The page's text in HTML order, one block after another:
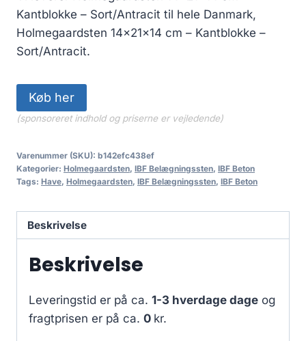
Kantblokke – Sort/Antracit til hele Danmark,
Holmegaardsten 14x21x14 cm – Kantblokke –
Sort/Antracit.
Køb her
(sponsoreret indhold og priserne er vejledende)
Varenummer (SKU): b142efc438ef
Kategorier: Holmegaardsten, IBF Belægningssten, IBF Beton
Tags: Have, Holmegaardsten, IBF Belægningssten, IBF Beton
Beskrivelse
Beskrivelse
Leveringstid er på ca. 1-3 hverdage dage og
fragtprisen er på ca. 0 kr.